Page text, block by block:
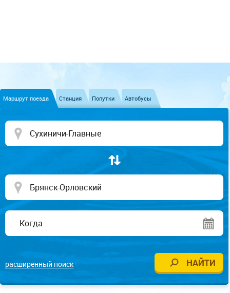
Маршрут поезда Станция Попутки Автобусы
расширенный поиск